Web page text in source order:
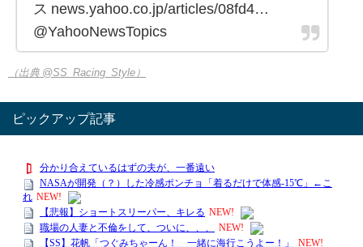
ス news.yahoo.co.jp/articles/08fd4…
@YahooNewsTopics
（出典 @SS_Racing_Style）
ピックアップ記事